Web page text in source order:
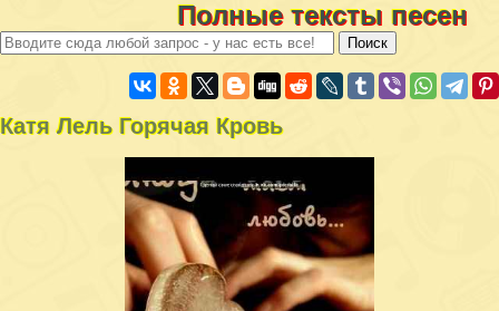
Полные тексты песен
Катя Лель Горячая Кровь